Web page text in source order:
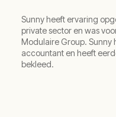
Sunny heeft ervaring
private sector en was
Modulaire Group. Sunny
accountant en heeft
bekleed.